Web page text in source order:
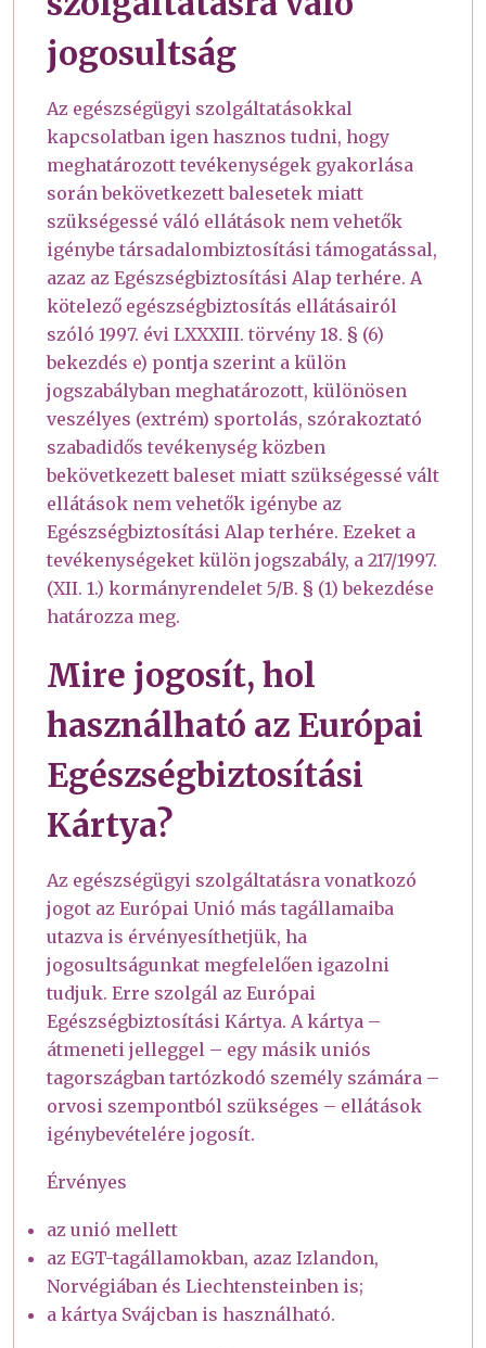
jogosultság
Az egészségügyi szolgáltatásokkal
kapcsolatban igen hasznos tudni, hogy
meghatározott tevékenységek gyakorlása
során bekövetkezett balesetek miatt
szükségessé váló ellátások nem vehetők
igénybe társadalombiztosítási támogatással,
azaz az Egészségbiztosítási Alap terhére. A
kötelező egészségbiztosítás ellátásairól
szóló 1997. évi LXXXIII. törvény 18. § (6)
bekezdés e) pontja szerint a külön
jogszabályban meghatározott, különösen
veszélyes (extrém) sportolás, szórakoztató
szabadidős tevékenység közben
bekövetkezett baleset miatt szükségessé vált
ellátások nem vehetők igénybe az
Egészségbiztosítási Alap terhére. Ezeket a
tevékenységeket külön jogszabály, a 217/1997.
(XII. 1.) kormányrendelet 5/B. § (1) bekezdése
határozza meg.
Mire jogosít, hol
használható az Európai
Egészségbiztosítási
Kártya?
Az egészségügyi szolgáltatásra vonatkozó
jogot az Európai Unió más tagállamaiba
utazva is érvényesíthetjük, ha
jogosultságunkat megfelelően igazolni
tudjuk. Erre szolgál az Európai
Egészségbiztosítási Kártya. A kártya –
átmeneti jelleggel – egy másik uniós
tagországban tartózkodó személy számára –
orvosi szempontból szükséges – ellátások
igénybevételére jogosít.
Érvényes
az unió mellett
az EGT-tagállamokban, azaz Izlandon,
Norvégiában és Liechtensteinben is;
a kártya Svájcban is használható.